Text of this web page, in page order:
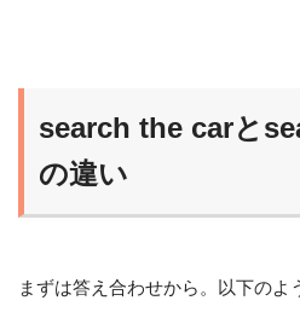
search the carと
の違い
まずは答え合わせから。以下のよ